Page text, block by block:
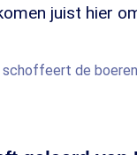
juist hier
schoffeert de